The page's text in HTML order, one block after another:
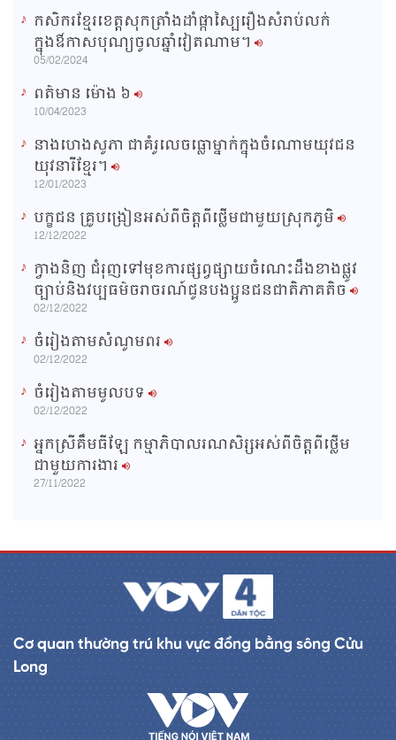
កសិករខ្មែរខេត្តសុកត្រាំងដាំផ្កាស្បៃរឿងសំរាប់លក់
ក្នុងឳកាសបុណ្យចូលឆ្នាំវៀតណាម។
05/02/2024
ពត៌មាន ម៉ោង​ ៦
10/04/2023
នាងហេងសូភា ជាគំរូលេចធ្លោម្នាក់ក្នុងចំណោមយុវជន
យុវនារីខ្មែរ។
12/01/2023
បក្ខជន គ្រូបង្រៀនអស់ពីចិត្តពីថ្លើមជាមួយស្រុកភូមិ
12/12/2022
ក្វាងនិញ ជំរុញទៅមុខការផ្សព្វផ្សាយចំណេះដឹងខាងផ្លូវ
ច្បាប់និងវប្បធម៌ចរាចរណ៍ជូនបងប្អូនជនជាតិភាគតិច
02/12/2022
ចំរៀងតាមសំណូមពរ
02/12/2022
ចំរៀងតាមមូលបទ
02/12/2022
អ្នកស្រីគឹមធីឡែ កម្មាភិបាលរណសិរ្សអស់ពីចិត្តពីថ្លើម
ជាមួយការងារ
27/11/2022
Cơ quan thường trú khu vực đồng bằng sông Cửu
Long